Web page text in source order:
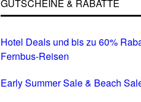
GUTSCHEINE & RABATTE
Hotel Deals und bis zu 60%
Fernbus-Reisen
Early Summer Sale & Beach